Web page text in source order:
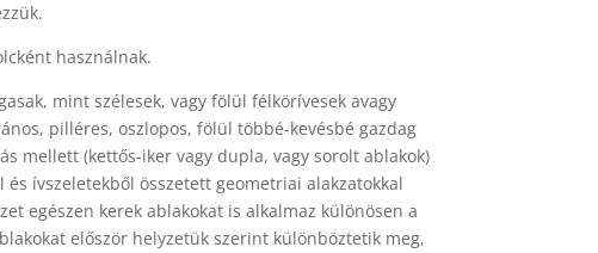
használnak.
mint szélesek, vagy fölül félkörívesek avagy
pilléres, oszlopos, fölül többé-kevésbé gazdag
mellett (kettős-iker vagy dupla, vagy sorolt ablakok)
ívszeletekből összetett geometriai alakzatokkal
egészen kerek ablakokat is alkalmaz különösen a
először helyzetük szerint különböztetik meg,